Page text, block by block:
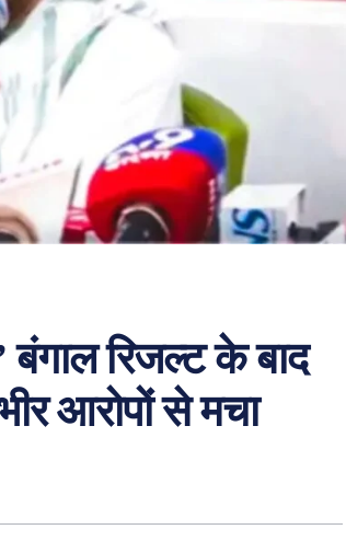
बंगाल रिजल्ट के बाद
आरोपों से मचा